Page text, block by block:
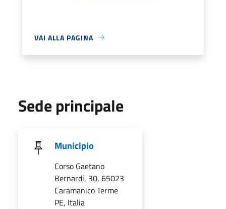
VAI ALLA PAGINA
Sede principale
Municipio
Corso Gaetano
Bernardi, 30, 65023
Caramanico Terme
PE, Italia